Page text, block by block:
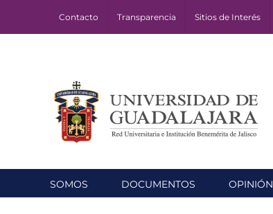
Contacto Transparencia Sitios de Interés
SOMOS DOCUMENTOS OPINIÓN